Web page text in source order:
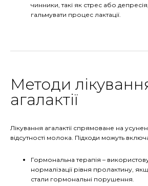
чинники, такі як стрес або
гальмувати процес лактації.
Методи
агалактії
Лікування агалактії спрямоване на
відсутності молока. Підходи можуть
Гормональна терапія –
нормалізації рівня пролактину,
стали гормональні порушення.